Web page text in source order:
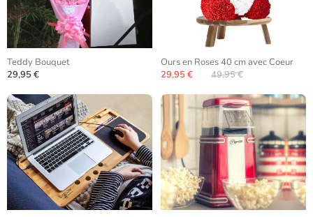
Teddy Bouquet
29,95 €
Ours en Roses 40 cm avec Coeur
29,95 €
49,95 €